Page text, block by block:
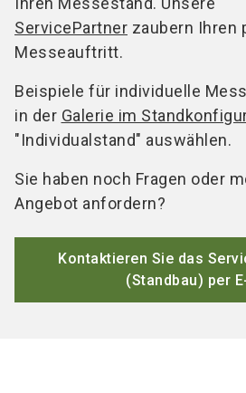
ServicePartner zaubern Ihren
Messeauftritt.
Beispiele für individuelle
in der Galerie im
"Individualstand" auswählen.
Sie haben noch Fragen oder
Angebot anfordern?
Kontaktieren Sie das
(Standbau) per